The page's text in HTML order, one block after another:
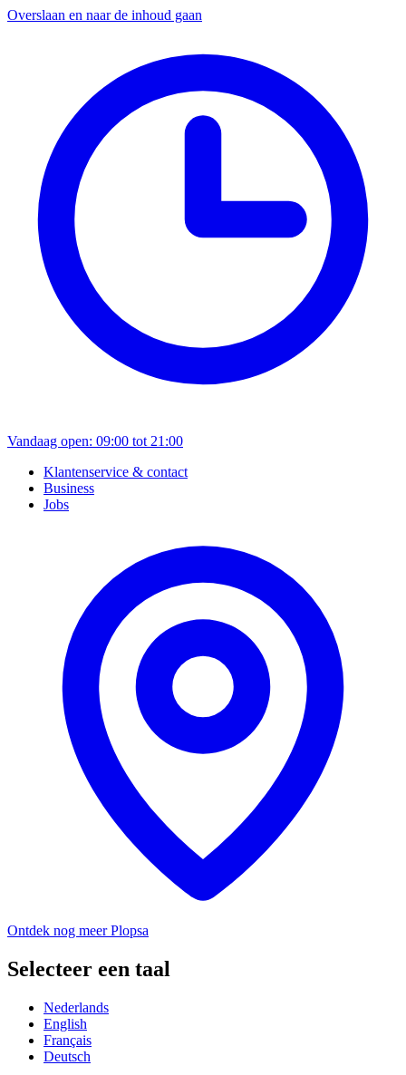
Overslaan en naar de inhoud gaan
Vandaag open: 09:00 tot 21:00
Klantenservice & contact
Business
Jobs
Ontdek nog meer Plopsa
Selecteer een taal
Nederlands
English
Français
Deutsch